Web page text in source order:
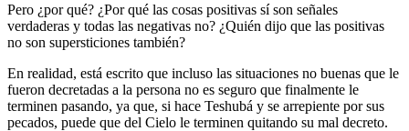
Pero ¿por qué? ¿Por qué las cosas positivas sí son señales
verdaderas y todas las negativas no? ¿Quién dijo que las positivas
no son supersticiones también?
En realidad, está escrito que incluso las situaciones no buenas que le
fueron decretadas a la persona no es seguro que finalmente le
terminen pasando, ya que, si hace Teshubá y se arrepiente por sus
pecados, puede que del Cielo le terminen quitando su mal decreto.